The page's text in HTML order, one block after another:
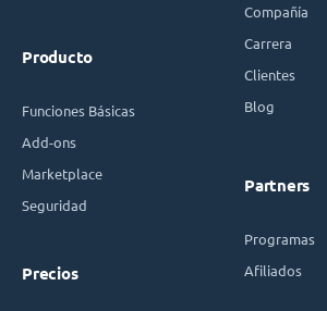
Producto
Funciones Básicas
Add-ons
Marketplace
Seguridad
Precios
Compañía
Carrera
Clientes
Blog
Partners
Programas
Afiliados